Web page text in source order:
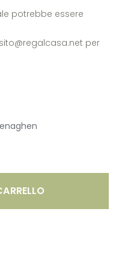
potrebbe essere
per